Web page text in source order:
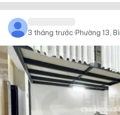
3 tháng trước·Phường 13,